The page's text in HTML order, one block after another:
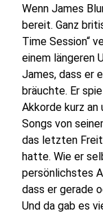
Wenn James
bereit. Ganz
Time Session“
einem längeren
James, dass er
bräuchte. Er
Akkorde kurz an
Songs von
das letzten
hatte. Wie er
persönlichstes
dass er gerade
Und da gab es